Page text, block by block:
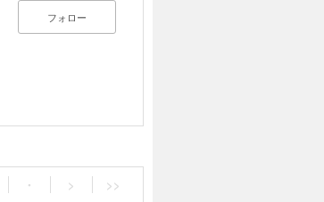
フォロー
・ > >>